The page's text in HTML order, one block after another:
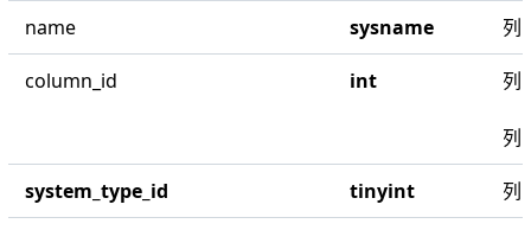
name sysname 列
column_id int 列
列
system_type_id tinyint 列